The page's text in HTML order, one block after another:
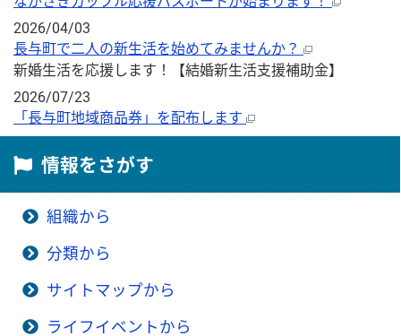
2026/04/03
長与町で二人の新生活を始めてみませんか？
新婚生活を応援します！【結婚新生活支援補助金】
2026/07/23
「長与町地域商品券」を配布します
情報をさがす
組織から
分類から
サイトマップから
ライフイベントから